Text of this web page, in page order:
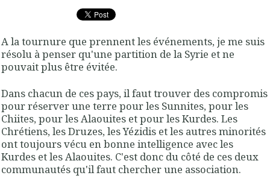
A la tournure que prennent les événements, je me suis
résolu à penser qu'une partition de la Syrie et ne
pouvait plus être évitée.
Dans chacun de ces pays, il faut trouver des compromis
pour réserver une terre pour les Sunnites, pour les
Chiites, pour les Alaouites et pour les Kurdes. Les
Chrétiens, les Druzes, les Yézidis et les autres minorités
ont toujours vécu en bonne intelligence avec les
Kurdes et les Alaouites. C'est donc du côté de ces deux
communautés qu'il faut chercher une association.